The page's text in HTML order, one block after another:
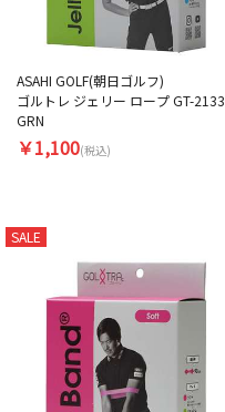
ASAHI GOLF(朝日ゴルフ)
ゴルトレ ジェリー ロープ GT-2133
GRN
￥1,100(税込)
SALE